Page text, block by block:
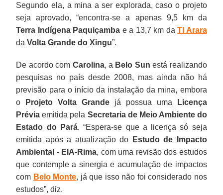
Segundo ela, a mina a ser explorada, caso o projeto
seja aprovado, “encontra-se a apenas 9,5 km da
Terra Indígena Paquiçamba e a 13,7 km daTI Arara
daVolta Grande do Xingu”.
De acordo com Carolina, a Belo Sun está realizando
pesquisas no país desde 2008, mas ainda não há
previsão para o início da instalação da mina, embora
o
Projeto Volta Grande já possua uma
Licença
Prévia emitida pela Secretaria de Meio Ambiente do
Estado do Pará. “Espera-se que a licença só seja
emitida após a atualização do
Estudo de Impacto
Ambiental - EIA-Rima, com uma revisão dos estudos
que contemple a sinergia e acumulação de impactos
com Belo Monte, já que isso não foi considerado nos
estudos”, diz.